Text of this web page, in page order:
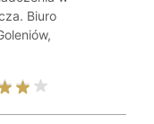
Biuro